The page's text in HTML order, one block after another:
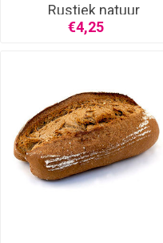
Rustiek natuur
€4,25